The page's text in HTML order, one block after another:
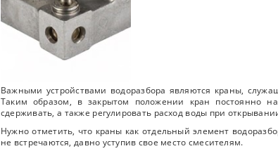
Важными устройствами водоразбора являются краны,
Таким образом, в закрытом положении кран постоянно
сдерживать, а также регулировать расход воды при
Нужно отметить, что краны как отдельный элемент
не встречаются, давно уступив свое место смесителям.